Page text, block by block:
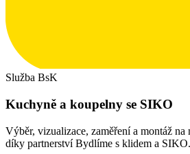
Služba BsK
Kuchyně a koupelny se SIKO
Výběr, vizualizace, zaměření a montáž na
díky partnerství Bydlíme s klidem a SIKO.